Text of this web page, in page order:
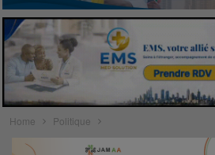
Home Politique